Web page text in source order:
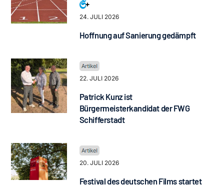
24. JULI 2026
Hoffnung auf Sanierung gedämpft
22. JULI 2026
Patrick Kunz ist
Bürgermeisterkandidat der FWG
Schifferstadt
20. JULI 2026
Festival des deutschen Films startet